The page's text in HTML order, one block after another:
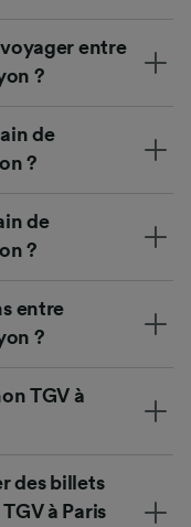
entre
?
de
?
de
?
entre
?
TGV à
des billets
à Paris